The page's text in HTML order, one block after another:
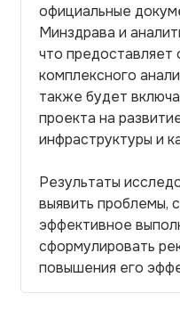
официальные
Минздрава и
что предоставляет
комплексного
также будет
проекта на
инфраструктуры и
Результаты
выявить проблемы,
эффективное
сформулировать
повышения его